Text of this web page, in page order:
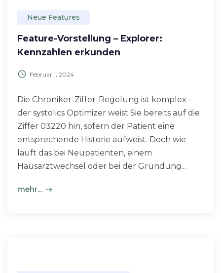
Neue Features
Feature-Vorstellung – Explorer:
Kennzahlen erkunden
Februar 1, 2024
Die Chroniker-Ziffer-Regelung ist komplex -
der systolics Optimizer weist Sie bereits auf die
Ziffer 03220 hin, sofern der Patient eine
entsprechende Historie aufweist. Doch wie
läuft das bei Neupatienten, einem
Hausarztwechsel oder bei der Gründung...
mehr...